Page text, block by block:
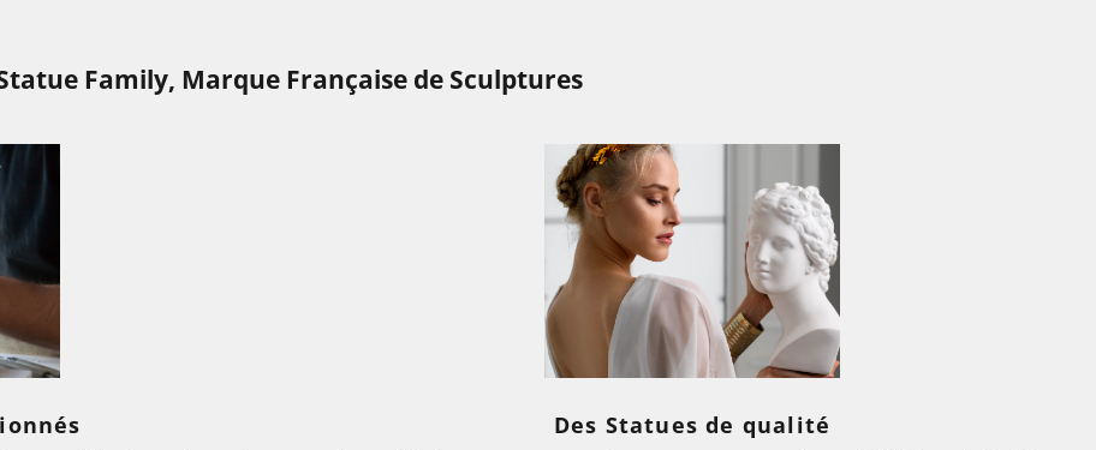
Family, Marque Française de Sculptures
Des Statues de qualité